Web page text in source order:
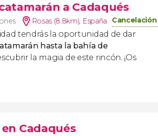
a Cadaqués
Rosas (8.8km), España
tendrás la oportunidad de dar
hasta la bahía de
la magia de este rincón. ¡Os
Cadaqués